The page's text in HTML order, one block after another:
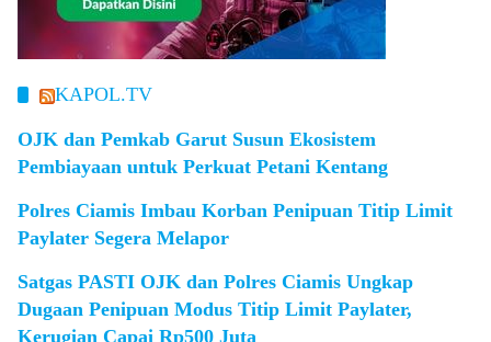
KAPOL.TV
OJK dan Pemkab Garut Susun Ekosistem
Pembiayaan untuk Perkuat Petani Kentang
Polres Ciamis Imbau Korban Penipuan Titip Limit
Paylater Segera Melapor
Satgas PASTI OJK dan Polres Ciamis Ungkap
Dugaan Penipuan Modus Titip Limit Paylater,
Kerugian Capai Rp500 Juta